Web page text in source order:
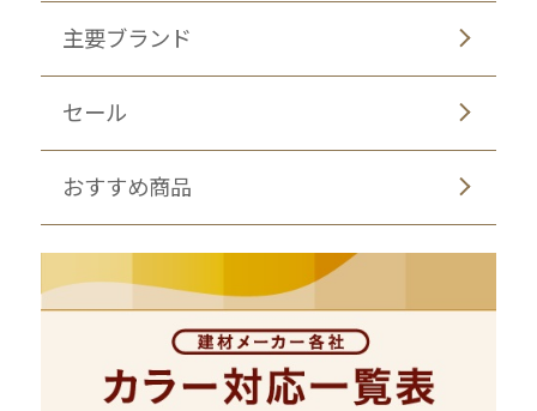
主要ブランド
セール
おすすめ商品